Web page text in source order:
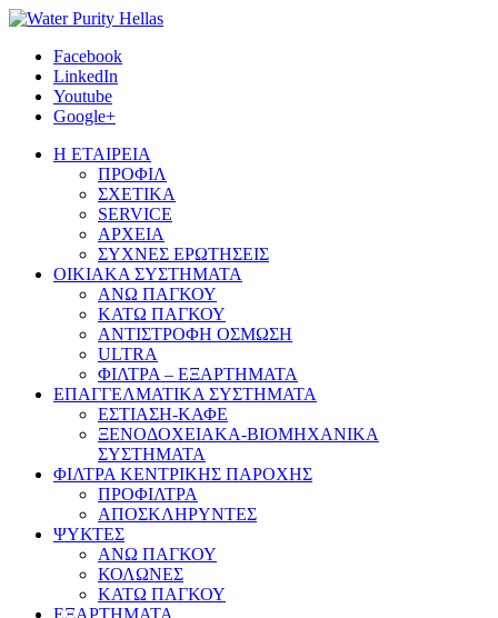
Facebook
LinkedIn
Youtube
Google+
Η ΕΤΑΙΡΕΙΑ
ΠΡΟΦΙΛ
ΣΧΕΤΙΚΑ
SERVICE
ΑΡΧΕΙΑ
ΣΥΧΝΕΣ ΕΡΩΤΗΣΕΙΣ
ΟΙΚΙΑΚΑ ΣΥΣΤΗΜΑΤΑ
ΑΝΩ ΠΑΓΚΟΥ
ΚΑΤΩ ΠΑΓΚΟΥ
ΑΝΤΙΣΤΡΟΦΗ ΟΣΜΩΣΗ
ULTRA
ΦΙΛΤΡΑ – ΕΞΑΡΤΗΜΑΤΑ
ΕΠΑΓΓΕΛΜΑΤΙΚΑ ΣΥΣΤΗΜΑΤΑ
ΕΣΤΙΑΣΗ-ΚΑΦΕ
ΞΕΝΟΔΟΧΕΙΑΚΑ-ΒΙΟΜΗΧΑΝΙΚΑ
ΣΥΣΤΗΜΑΤΑ
ΦΙΛΤΡΑ ΚΕΝΤΡΙΚΗΣ ΠΑΡΟΧΗΣ
ΠΡΟΦΙΛΤΡΑ
ΑΠΟΣΚΛΗΡΥΝΤΕΣ
ΨΥΚΤΕΣ
ΑΝΩ ΠΑΓΚΟΥ
ΚΟΛΩΝΕΣ
ΚΑΤΩ ΠΑΓΚΟΥ
ΕΞΑΡΤΗΜΑΤΑ